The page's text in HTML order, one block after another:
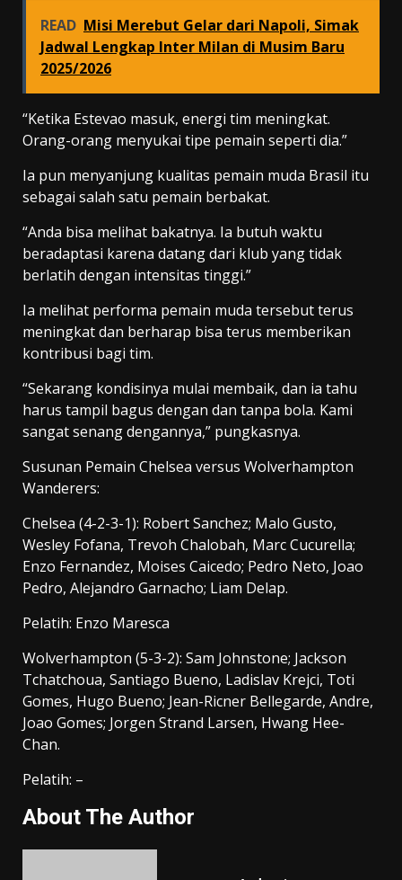
READ Misi Merebut Gelar dari Napoli, Simak
Jadwal Lengkap Inter Milan di Musim Baru
2025/2026
“Ketika Estevao masuk, energi tim meningkat.
Orang-orang menyukai tipe pemain seperti dia.”
Ia pun menyanjung kualitas pemain muda Brasil itu
sebagai salah satu pemain berbakat.
“Anda bisa melihat bakatnya. Ia butuh waktu
beradaptasi karena datang dari klub yang tidak
berlatih dengan intensitas tinggi.”
Ia melihat performa pemain muda tersebut terus
meningkat dan berharap bisa terus memberikan
kontribusi bagi tim.
“Sekarang kondisinya mulai membaik, dan ia tahu
harus tampil bagus dengan dan tanpa bola. Kami
sangat senang dengannya,” pungkasnya.
Susunan Pemain Chelsea versus Wolverhampton
Wanderers:
Chelsea (4-2-3-1): Robert Sanchez; Malo Gusto,
Wesley Fofana, Trevoh Chalobah, Marc Cucurella;
Enzo Fernandez, Moises Caicedo; Pedro Neto, Joao
Pedro, Alejandro Garnacho; Liam Delap.
Pelatih: Enzo Maresca
Wolverhampton (5-3-2): Sam Johnstone; Jackson
Tchatchoua, Santiago Bueno, Ladislav Krejci, Toti
Gomes, Hugo Bueno; Jean-Ricner Bellegarde, Andre,
Joao Gomes; Jorgen Strand Larsen, Hwang Hee-
Chan.
Pelatih: –
About The Author